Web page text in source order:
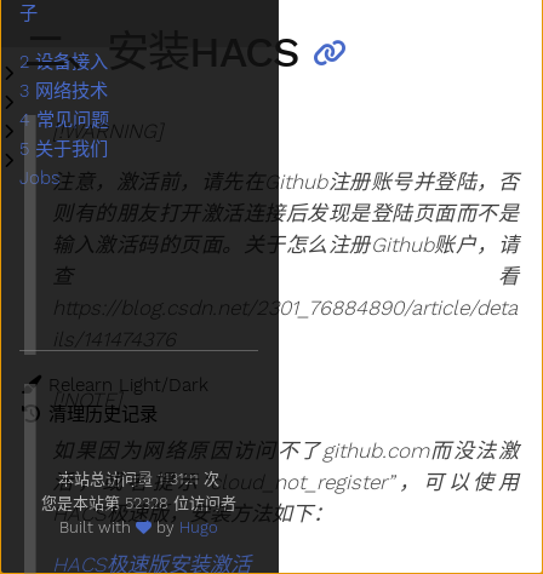
二、安装HACS
[!WARNING]
注意，激活前，请先在Github注册账号并登陆，否
则有的朋友打开激活连接后发现是登陆页面而不是
输入激活码的页面。关于怎么注册Github账户，请
查看
https://blog.csdn.net/2301_76884890/article/deta
ils/141474376
[!NOTE]
如果因为网络原因访问不了github.com而没法激
活，或者提示“cloud_not_register”，可以使用
HACS极速版，安装方法如下：
HACS极速版安装激活
子
子菜单2 设备接入
2 设备接入
子菜单3 网络技术
3 网络技术
子菜单4 常见问题
4 常见问题
子菜单5 关于我们
5 关于我们
Jobs
主题
清理历史记录
本站总访问量113121 次
您是本站第52328位访问者
Built with
by Hugo